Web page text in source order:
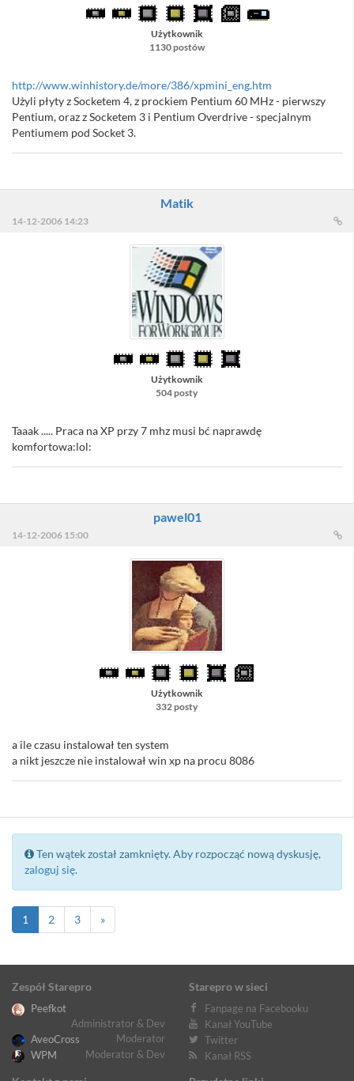
Użytkownik
1130 postów
http://www.winhistory.de/more/386/xpmini_eng.htm
Użyli płyty z Socketem 4, z prockiem Pentium 60 MHz - pierwszy
Pentium, oraz z Socketem 3 i Pentium Overdrive - specjalnym
Pentiumem pod Socket 3.
Matik
14-12-2006 14:23
Użytkownik
504 posty
Taaak ..... Praca na XP przy 7 mhz musi bć naprawdę
komfortowa:lol:
pawel01
14-12-2006 15:00
Użytkownik
332 posty
a ile czasu instalował ten system
a nikt jeszcze nie instalował win xp na procu 8086
Ten wątek został zamknięty. Aby rozpocząć nową dyskusję,
zaloguj się.
1 2 3 »
Zespół Starepro
Peefkot
Administrator & Dev
AveoCross
Moderator
WPM
Moderator & Dev
Starepro w sieci
Fanpage na Facebooku
Kanał YouTube
Twitter
Kanał RSS